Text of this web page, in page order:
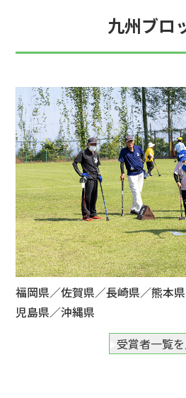
九州ブロ
福岡県／佐賀県／長崎県／熊本
児島県／沖縄県
受賞者一覧